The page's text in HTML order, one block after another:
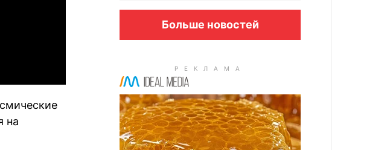
на
Больше новостей